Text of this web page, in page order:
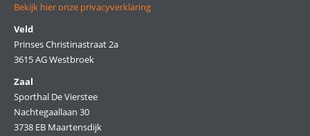
Bekijk hier onze privacyverklaring
Veld
Prinses Christinastraat 2a
3615 AG Westbroek
Zaal
Sporthal De Vierstee
Nachtegaallaan 30
3738 EB Maartensdijk